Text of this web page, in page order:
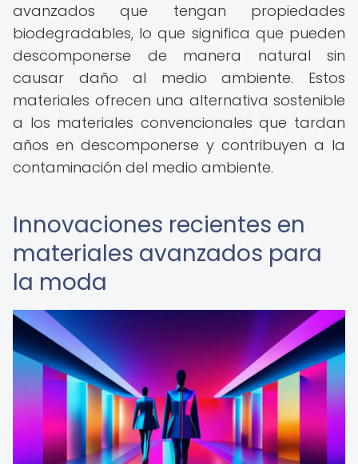
avanzados que tengan propiedades
biodegradables, lo que significa que pueden
descomponerse de manera natural sin
causar daño al medio ambiente. Estos
materiales ofrecen una alternativa sostenible
a los materiales convencionales que tardan
años en descomponerse y contribuyen a la
contaminación del medio ambiente.
Innovaciones recientes en
materiales avanzados para
la moda